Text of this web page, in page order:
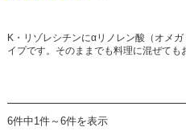
K・リゾレシチンにαリノレン酸（オメ
イプです。そのままでも料理に混ぜても
6件中1件～6件を表示